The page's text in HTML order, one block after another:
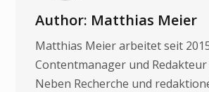
Author: Matthias Meier
Matthias Meier arbeitet seit
Contentmanager und Redakteur
Neben Recherche und